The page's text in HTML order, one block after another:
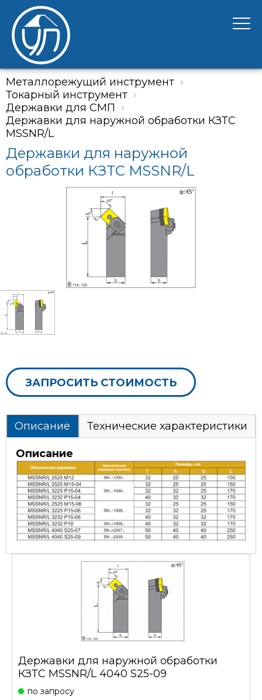
Металлорежущий инструмент
Токарный инструмент
Державки для СМП
Державки для наружной обработки КЗТС
MSSNR/L
Державки для наружной
обработки КЗТС MSSNR/L
ЗАПРОСИТЬ СТОИМОСТЬ
Описание Технические характеристики
Описание
Державки для наружной обработки
КЗТС MSSNR/L 4040 S25-09
по запросу